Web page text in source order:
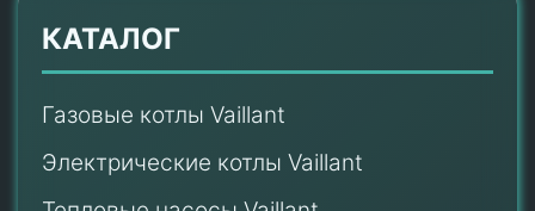
КАТАЛОГ
Газовые котлы Vaillant
Электрические котлы Vaillant